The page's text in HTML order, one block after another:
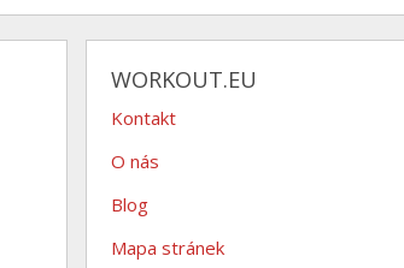
WORKOUT.EU
Kontakt
O nás
Blog
Mapa stránek